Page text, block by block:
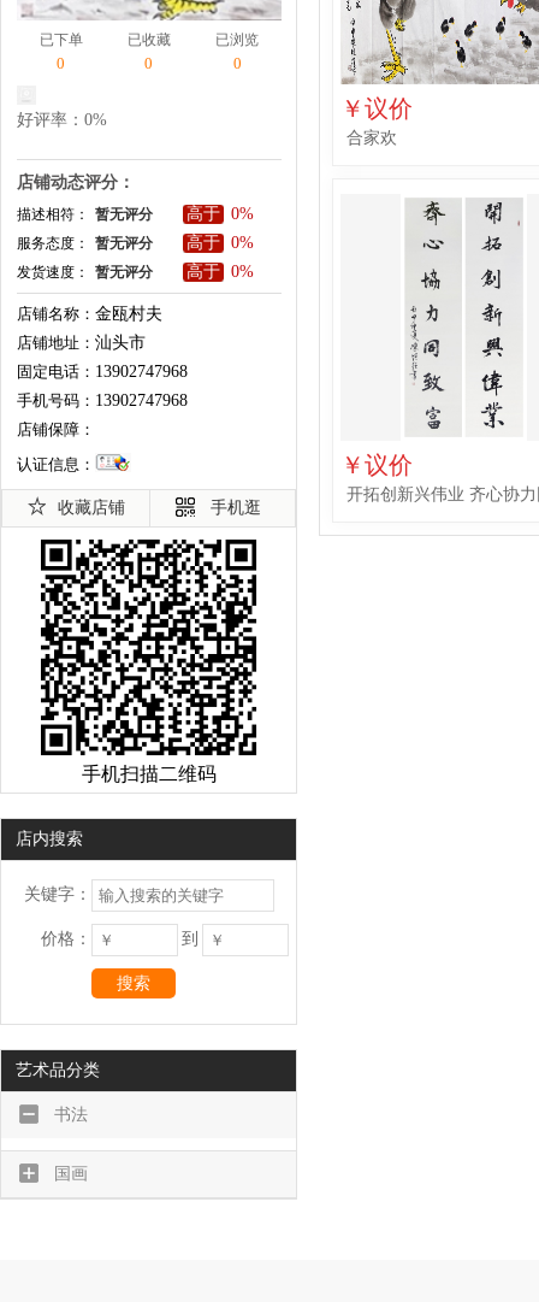
已下单
0
已收藏
0
已浏览
0
好评率：0%
店铺动态评分：
描述相符： 暂无评分 高于 0%
服务态度： 暂无评分 高于 0%
发货速度： 暂无评分 高于 0%
店铺名称： 金瓯村夫
店铺地址： 汕头市
固定电话： 13902747968
手机号码： 13902747968
店铺保障：
认证信息：
收藏店铺 手机逛
手机扫描二维码
店内搜索
关键字：
价格： 到
搜索
艺术品分类
书法
国画
￥议价
合家欢
￥议价
开拓创新兴伟业 齐心协